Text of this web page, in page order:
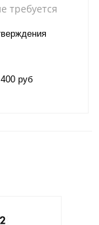
требуется
руб